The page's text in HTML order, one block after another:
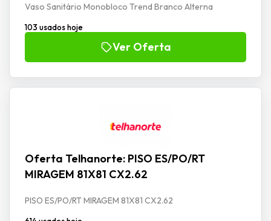
Vaso Sanitário Monobloco Trend Branco Alterna
103 usados hoje
Ver Oferta
Oferta Telhanorte: PISO ES/PO/RT
MIRAGEM 81X81 CX2.62
PISO ES/PO/RT MIRAGEM 81X81 CX2.62